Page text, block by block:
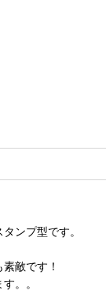
ンプ型です。
敵です！
。。